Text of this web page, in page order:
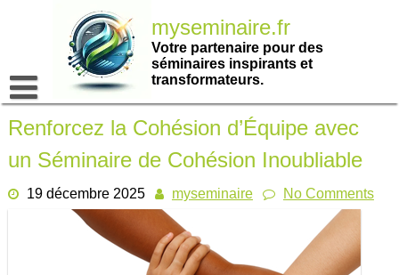
myseminaire.fr
Votre partenaire pour des
séminaires inspirants et
transformateurs.
Renforcez la Cohésion d’Équipe avec
un Séminaire de Cohésion Inoubliable
19 décembre 2025 myseminaire No Comments